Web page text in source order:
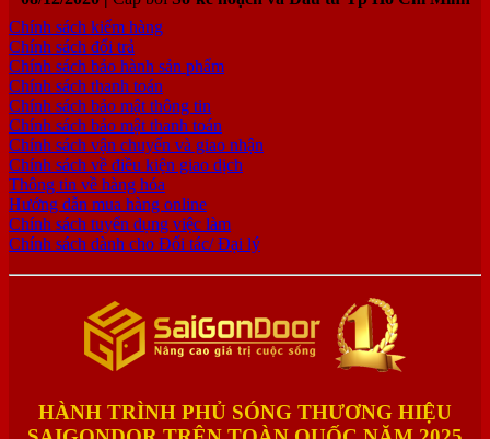
Chính sách kiểm hàng
Chính sách đổi trả
Chính sách bảo hành sản phẩm
Chính sách thanh toán
Chính sách bảo mật thông tin
Chính sách bảo mật thanh toán
Chính sách vận chuyển và giao nhận
Chính sách về điều kiện giao dịch
Thông tin về hàng hóa
Hướng dẫn mua hàng online
Chính sách tuyển dụng việc làm
Chính sách dành cho Đối tác/ Đại lý
HÀNH TRÌNH PHỦ SÓNG THƯƠNG HIỆU